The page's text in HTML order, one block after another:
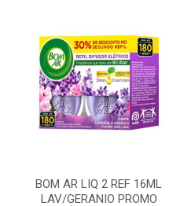
BOM AR LIQ 2 REF 16ML
LAV/GERANIO PROMO